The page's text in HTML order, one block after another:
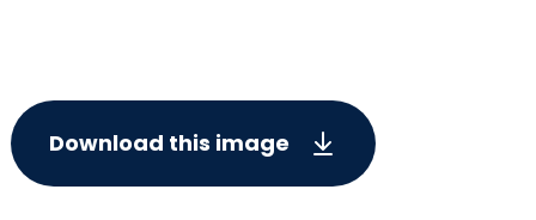
Download this image